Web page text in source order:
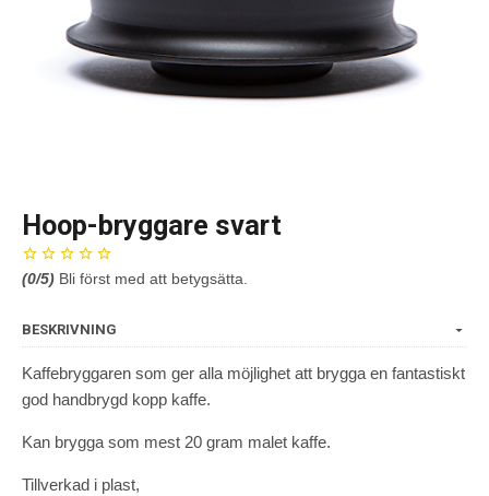
Hoop-bryggare svart
(0/5) Bli först med att betygsätta.
BESKRIVNING
Kaffebryggaren som ger alla möjlighet att brygga en fantastiskt
god handbrygd kopp kaffe.
Kan brygga som mest 20 gram malet kaffe.
Tillverkad i plast,